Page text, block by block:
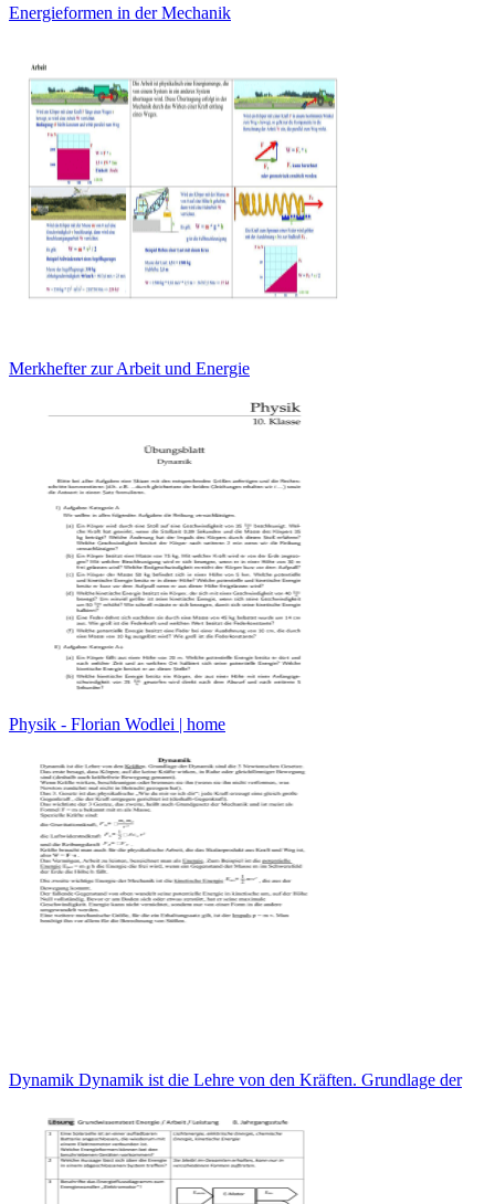
Energieformen in der Mechanik
Merkhefter zur Arbeit und Energie
Physik - Florian Wodlei | home
Dynamik Dynamik ist die Lehre von den Kräften. Grundlage der